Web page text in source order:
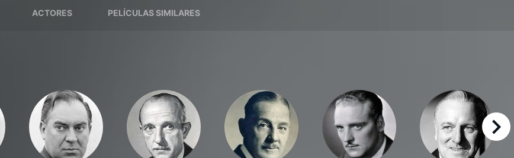
ACTORES PELÍCULAS SIMILARES
right